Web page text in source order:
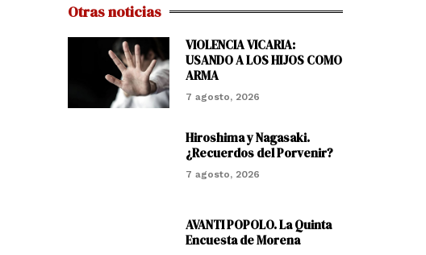
Otras noticias
VIOLENCIA VICARIA:
USANDO A LOS HIJOS COMO
ARMA
7 agosto, 2026
Hiroshima y Nagasaki.
¿Recuerdos del Porvenir?
7 agosto, 2026
AVANTI POPOLO. La Quinta
Encuesta de Morena